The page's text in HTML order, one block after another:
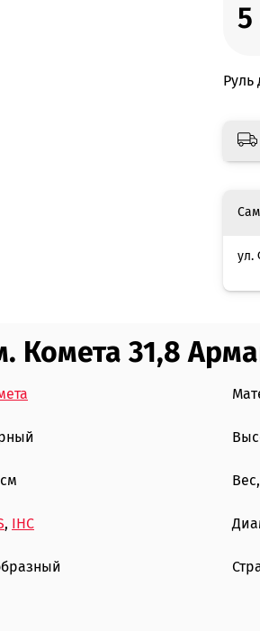
5
Руль
ул.
Комета 31,8
, IHC